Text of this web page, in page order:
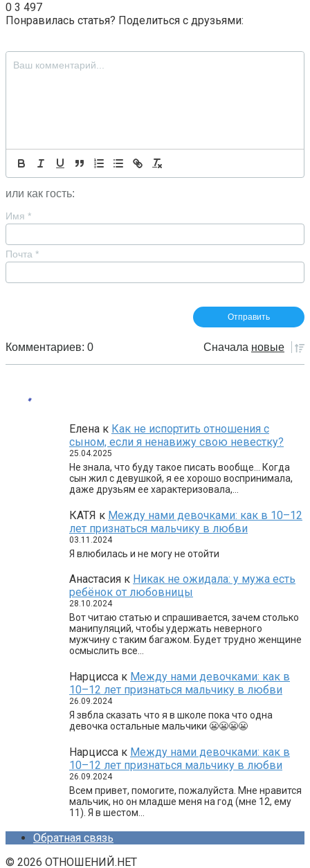
0 3 497
Понравилась статья? Поделиться с друзьями:
или как гость:
Имя *
Почта *
Комментариев: 0 Сначала новые
Елена к Как не испортить отношения с
сыном, если я ненавижу свою невестку?
25.04.2025
Не знала, что буду такое писать вообще… Когда
сын жил с девушкой, я ее хорошо воспринимала,
даже друзьям ее характеризовала,…
КАТЯ к Между нами девочками: как в 10–12
лет признаться мальчику в любви
03.11.2024
Я влюбилась и не могу не отойти
Анастасия к Никак не ожидала: у мужа есть
ребёнок от любовницы
28.10.2024
Вот читаю статью и спрашивается, зачем столько
манипуляций, чтобы удержать неверного
мужчину с таким багажом. Будет трудно женщине
осмыслить все…
Нарцисса к Между нами девочками: как в
10–12 лет признаться мальчику в любви
26.09.2024
Я звбла сказать что я в школе пока что одна
девочка остальные мальчики 😬😬😬😬
Нарцисса к Между нами девочками: как в
10–12 лет признаться мальчику в любви
26.09.2024
Всем привет, помогите, пожалуйста. Мне нравится
мальчик, но он младше меня на год (мне 12, ему
11). Я в шестом…
Обратная связь
© 2026 ОТНОШЕНИЙ.НЕТ